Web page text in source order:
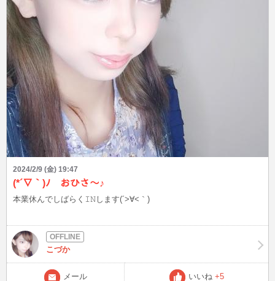
2024/2/9 (金) 19:47
(*´∇｀)ﾉ おひさ〜♪
本業休んでしばらく𝙸𝙽します(´>∀<｀)
こづか
メール いいね +5